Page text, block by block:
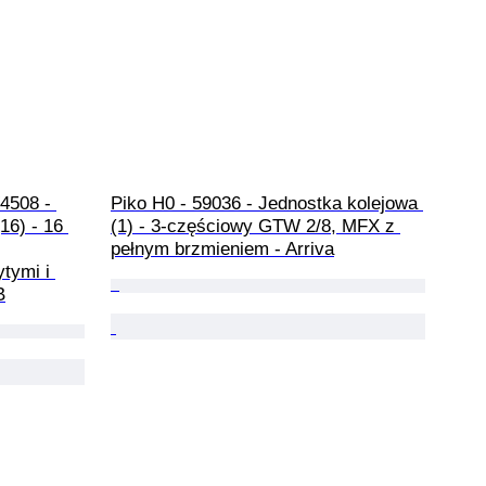
-
- 16
i
Piko H0 - 59036 - Jednostka kolejowa
(1) - 3‑częściowy GTW 2/8, MFX z
pełnym brzmieniem - Arriva